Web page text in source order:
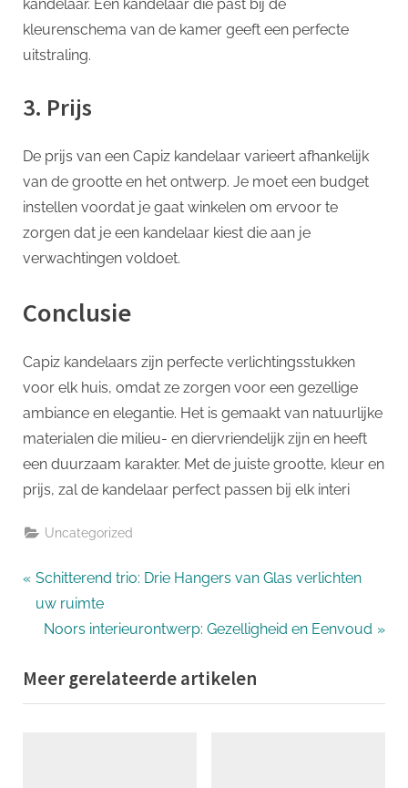
kandelaar. Een kandelaar die past bij de
kleurenschema van de kamer geeft een perfecte
uitstraling.
3. Prijs
De prijs van een Capiz kandelaar varieert afhankelijk
van de grootte en het ontwerp. Je moet een budget
instellen voordat je gaat winkelen om ervoor te
zorgen dat je een kandelaar kiest die aan je
verwachtingen voldoet.
Conclusie
Capiz kandelaars zijn perfecte verlichtingsstukken
voor elk huis, omdat ze zorgen voor een gezellige
ambiance en elegantie. Het is gemaakt van natuurlijke
materialen die milieu- en diervriendelijk zijn en heeft
een duurzaam karakter. Met de juiste grootte, kleur en
prijs, zal de kandelaar perfect passen bij elk interi
Uncategorized
Bericht
navigatie
P
r
o
Schitterend trio: Drie Hangers van Glas verlichten
uw ruimte
N
x
t
Noors interieurontwerp: Gezelligheid en Eenvoud
Meer gerelateerde artikelen